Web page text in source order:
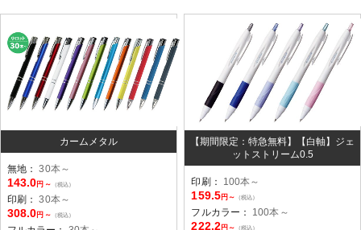
カームメタル
無地：30本～
143.0 円～ （税込）
印刷：30本～
308.0 円～ （税込）
【期間限定：特急無料】【白軸】ジェ
ットストリーム0.5
印刷： 100本～
159.5円～ （税込）
フルカラー： 100本～
222.2円～ （税込）